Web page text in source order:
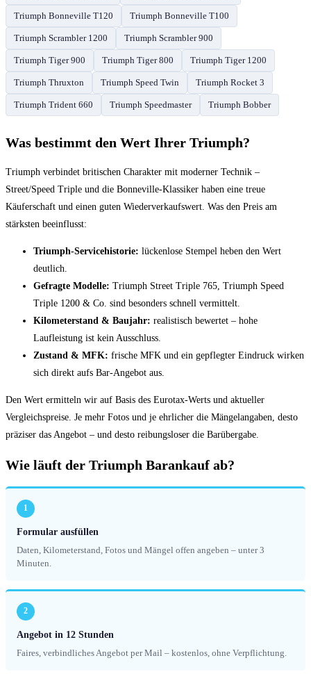
Triumph Bonneville T120 Triumph Bonneville T100
Triumph Scrambler 1200 Triumph Scrambler 900
Triumph Tiger 900 Triumph Tiger 800 Triumph Tiger 1200
Triumph Thruxton Triumph Speed Twin Triumph Rocket 3
Triumph Trident 660 Triumph Speedmaster Triumph Bobber
Was bestimmt den Wert Ihrer Triumph?
Triumph verbindet britischen Charakter mit moderner Technik –
Street/Speed Triple und die Bonneville-Klassiker haben eine treue
Käuferschaft und einen guten Wiederverkaufswert. Was den Preis am
stärksten beeinflusst:
Triumph-Servicehistorie: lückenlose Stempel heben den Wert
deutlich.
Gefragte Modelle: Triumph Street Triple 765, Triumph Speed
Triple 1200 & Co. sind besonders schnell vermittelt.
Kilometerstand & Baujahr: realistisch bewertet – hohe
Laufleistung ist kein Ausschluss.
Zustand & MFK: frische MFK und ein gepflegter Eindruck wirken
sich direkt aufs Bar-Angebot aus.
Den Wert ermitteln wir auf Basis des Eurotax-Werts und aktueller
Vergleichspreise. Je mehr Fotos und je ehrlicher die Mängelangaben, desto
präziser das Angebot – und desto reibungsloser die Barübergabe.
Wie läuft der Triumph Barankauf ab?
1
Formular ausfüllen
Daten, Kilometerstand, Fotos und Mängel offen angeben – unter 3
Minuten.
2
Angebot in 12 Stunden
Faires, verbindliches Angebot per Mail – kostenlos, ohne Verpflichtung.